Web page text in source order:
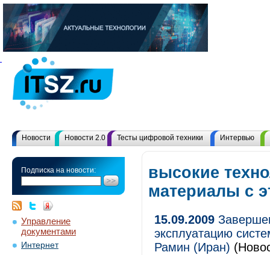
Новости Новости 2.0 Тесты цифровой техники Интервью
Подписка на новости:
Управление
документами
Интернет
высокие
материалы с
15.09.2009
эксплуатацию
Рамин (Иран)